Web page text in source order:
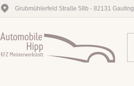
Grubmühlerfeld Straße 58b - 82131 Gauting